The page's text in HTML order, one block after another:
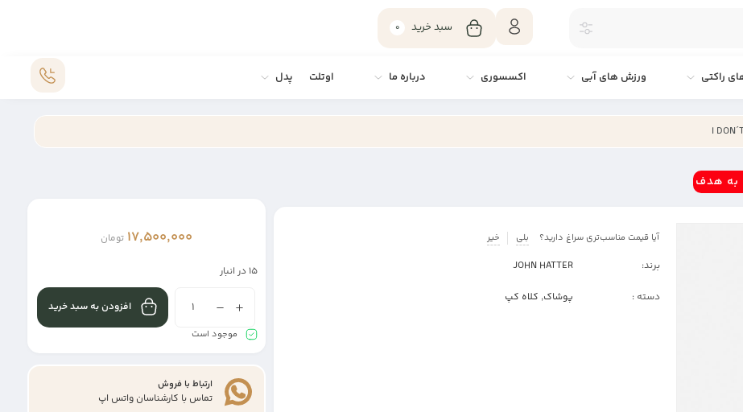
سبد خرید 0
راکتی ورزش های آبی اکسسوری درباره ما اوتلت پدل
به هدف
آیا قیمت مناسب‌تری سراغ دارید؟ بلی خیر
برند: JOHN HATTER
دسته : پوشاک, کلاه کپ
17,500,000 تومان
15 در انبار
افزودن به سبد خرید
موجود است
ارتباط با فروش
تماس با کارشناسان واتس اپ